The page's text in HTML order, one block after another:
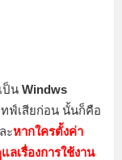
ป็น Windws
ฟ์เสียก่อน นั้นก็คือ
ะหากใครตั้งค่า
ลเรื่องการใช้งาน